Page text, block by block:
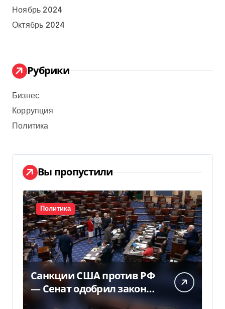
Ноябрь 2024
Октябрь 2024
Рубрики
Бизнес
Коррупция
Политика
Вы пропустили
Политика
Санкции США против РФ
— Сенат одобрил закон
Грема — Фокус